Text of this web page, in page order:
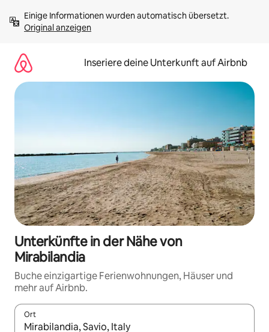
Inhalten
springenOriginal anzeigen
Inseriere deine Unterkunft auf Airbnb
Unterkünfte in der Nähe von
Mirabilandia
Buche einzigartige Ferienwohnungen, Häuser und
mehr auf Airbnb.
Ort
Wenn Ergebnisse verfügbar sind, navigiere mit den